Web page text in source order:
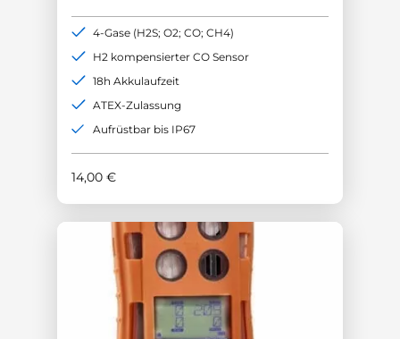
14,00 €
4-Gase (H2S; O2; CO; CH4)
H2 kompensierter CO Sensor
18h Akkulaufzeit
ATEX-Zulassung
Aufrüstbar bis IP67